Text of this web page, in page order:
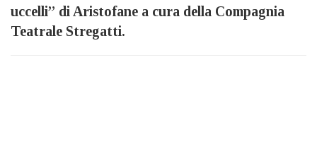
uccelli” di Aristofane a cura della Compagnia
Teatrale Stregatti.